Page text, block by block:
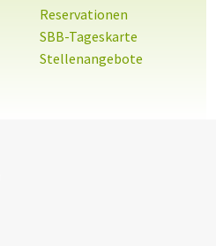
Reservationen
SBB-Tageskarte
Stellenangebote